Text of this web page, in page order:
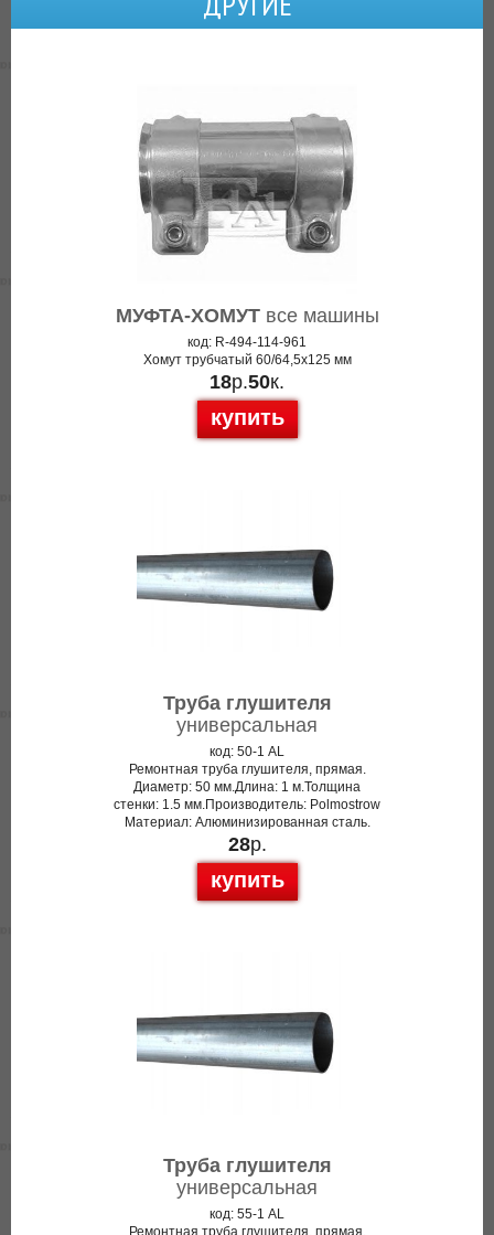
МУФТА-ХОМУТвсе машины
код: R-494-114-961
Хомут трубчатый 60/64,5x125 мм
18р.50к.
купить
Труба глушителя
универсальная
код: 50-1 AL
Ремонтная труба глушителя, прямая.
Диаметр: 50 мм.Длина: 1 м.Толщина
стенки: 1.5 мм.Производитель: Polmostrow
Материал: Алюминизированная сталь.
28р.
купить
Труба глушителя
универсальная
код: 55-1 AL
Ремонтная труба глушителя, прямая.